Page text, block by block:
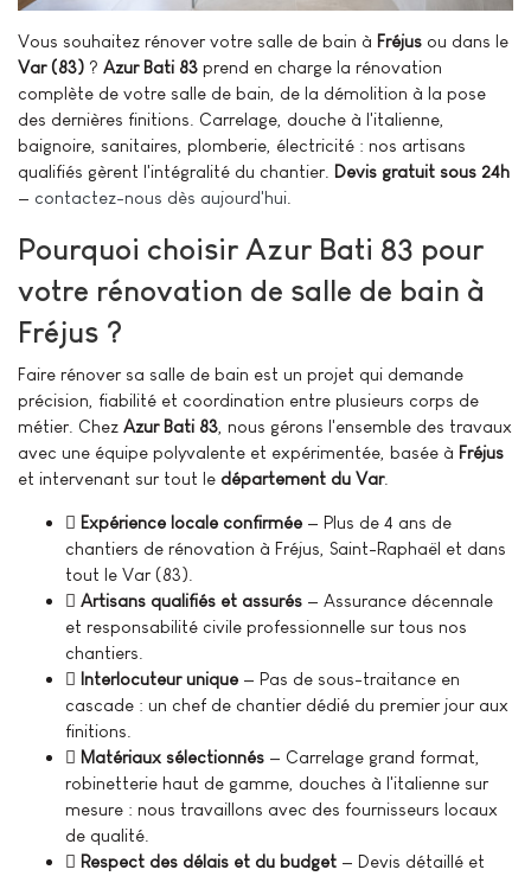
Vous souhaitez rénover votre salle de bain à Fréjus ou dans le
Var (83) ? Azur Bati 83 prend en charge la rénovation
complète de votre salle de bain, de la démolition à la pose
des dernières finitions. Carrelage, douche à l'italienne,
baignoire, sanitaires, plomberie, électricité : nos artisans
qualifiés gèrent l'intégralité du chantier. Devis gratuit sous 24h
— contactez-nous dès aujourd'hui
Pourquoi choisir Azur Bati 83 pour
votre rénovation de salle de bain à
Fréjus ?
Faire rénover sa salle de bain est un projet qui demande
précision, fiabilité et coordination entre plusieurs corps de
métier. Chez Azur Bati 83 , nous gérons l'ensemble des travaux
avec une équipe polyvalente et expérimentée, basée à Fréjus
et intervenant sur tout le département du Var.
Expérience locale confirmée — Plus de 4 ans de
chantiers de rénovation à Fréjus, Saint-Raphaël et dans
tout le Var (83).
Artisans qualifiés et assurés — Assurance décennale
et responsabilité civile professionnelle sur tous nos
chantiers.
Interlocuteur unique — Pas de sous-traitance en
cascade : un chef de chantier dédié du premier jour aux
finitions.
Matériaux sélectionnés — Carrelage grand format,
robinetterie haut de gamme, douches à l'italienne sur
mesure : nous travaillons avec des fournisseurs locaux
de qualité.
Respect des délais et du budget — Devis détaillé et